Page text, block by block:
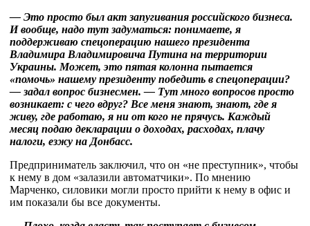
— Это просто был акт запугивания российского бизнеса.
И вообще, надо тут задуматься: понимаете, я
поддерживаю спецоперацию нашего президента
Владимира Владимировича Путина на территории
Украины. Может, это пятая колонна пытается
«помочь» нашему президенту победить в спецоперации?
— задал вопрос бизнесмен. — Тут много вопросов просто
возникает: с чего вдруг? Все меня знают, знают, где я
живу, где работаю, я ни от кого не прячусь. Каждый
месяц подаю декларации о доходах, расходах, плачу
налоги, езжу на Донбасс.
Предприниматель заключил, что он «не преступник», чтобы
к нему в дом «залазили автоматчики». По мнению
Марченко, силовики могли просто прийти к нему в офис и
им показали бы все документы.